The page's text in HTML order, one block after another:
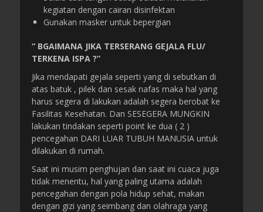
kegiatan dengan cairan disinfektan
Gunakan masker untuk bepergian
“ BGAIMANA JIKA TERSERANG GEJALA FLU/
TERKENA ISPA ?”
Jika mendapati gejala seperti yang di sebutkan di
atas batuk , pilek dan sesak nafas maka hal yang
harus segera di lakukan adalah segera berobat ke
Fasilitas Kesehatan. Dan SESEGERA MUNGKIN
lakukan tindakan seperti point ke dua ( 2 )
pencegahan DARI LUAR TUBUH MANUSIA untuk
dilakukan di rumah.
Saat ini musim penghujan dan saat ini cuaca juga
tidak menentu, hal yang paling utama adalah
pencegahan dengan pola hidup sehat, makan
dengan gizi yang seimbang dan olahraga yang